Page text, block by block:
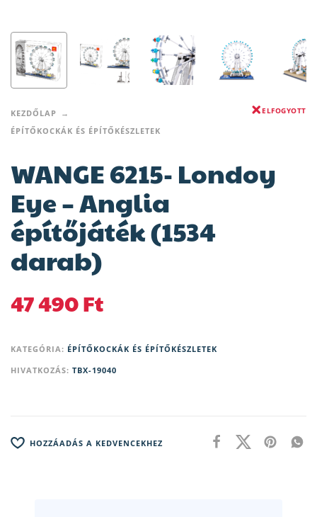
KEZDŐLAP
ÉPÍTŐKOCKÁK ÉS ÉPÍTŐKÉSZLETEK
ELFOGYOTT
WANGE 6215- Londoy
Eye – Anglia
építőjáték (1534
darab)
47 490Ft
KATEGÓRIA: ÉPÍTŐKOCKÁK ÉS ÉPÍTŐKÉSZLETEK
HIVATKOZÁS: TBX-19040
HOZZÁADÁS A KEDVENCEKHEZ